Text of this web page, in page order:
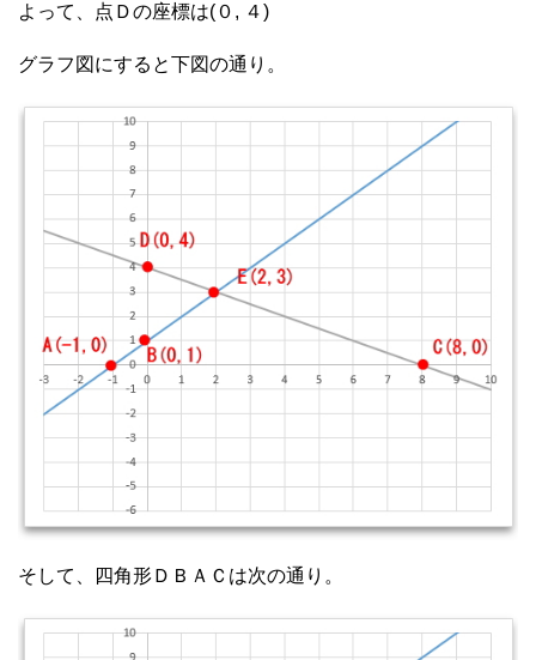
よって、点Ｄの座標は(０, ４)
グラフ図にすると下図の通り。
そして、四角形ＤＢＡＣは次の通り。